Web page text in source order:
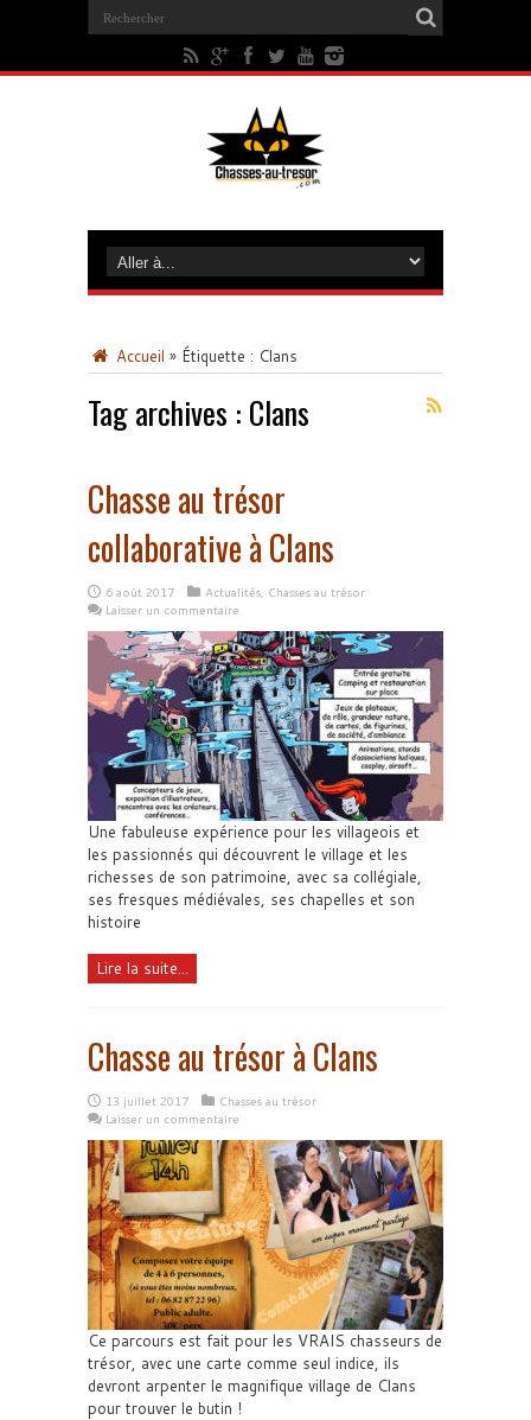
Accueil » Étiquette : Clans
Tag archives : Clans
Chasse au trésor
collaborative à Clans
6 août 2017 Actualités, Chasses au trésor
Laisser un commentaire
Une fabuleuse expérience pour les villageois et
les passionnés qui découvrent le village et les
richesses de son patrimoine, avec sa collégiale,
ses fresques médiévales, ses chapelles et son
histoire
Lire la suite...
Chasse au trésor à Clans
13 juillet 2017
Chasses au trésor
Laisser un commentaire
Ce parcours est fait pour les VRAIS chasseurs de
trésor, avec une carte comme seul indice, ils
devront arpenter le magnifique village de Clans
pour trouver le butin !